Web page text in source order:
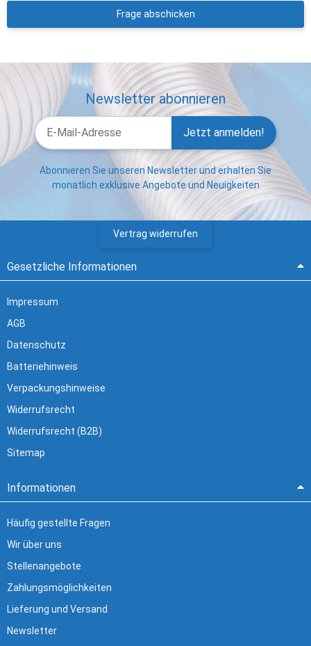
Frage abschicken
Newsletter abonnieren
Jetzt anmelden!
Abonnieren Sie unseren Newsletter und erhalten Sie
monatlich exklusive Angebote und Neuigkeiten
Vertrag widerrufen
Gesetzliche Informationen
Impressum
AGB
Datenschutz
Batteriehinweis
Verpackungshinweise
Widerrufsrecht
Widerrufsrecht (B2B)
Sitemap
Informationen
Häufig gestellte Fragen
Wir über uns
Stellenangebote
Zahlungsmöglichkeiten
Lieferung und Versand
Newsletter